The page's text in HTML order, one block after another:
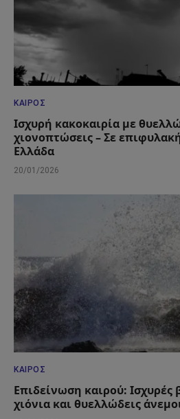
ΚΑΙΡΌΣ
Ισχυρή κακοκαιρία με
χιονοπτώσεις – Σε
Ελλάδα
20/01/2026
ΚΑΙΡΌΣ
Επιδείνωση καιρού: Ισχυρές
χιόνια και θυελλώδεις